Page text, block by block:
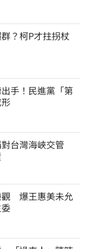
？柯P才拄拐杖
手！民進黨「第
台灣海峽交管
　爆王惠美未允